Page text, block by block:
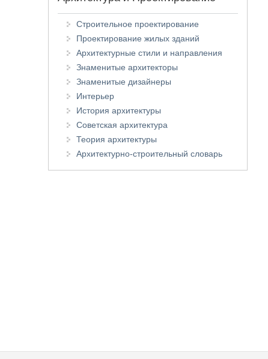
Строительное проектирование
Проектирование жилых зданий
Архитектурные стили и направления
Знаменитые архитекторы
Знаменитые дизайнеры
Интерьер
История архитектуры
Советская архитектура
Теория архитектуры
Архитектурно-строительный словарь